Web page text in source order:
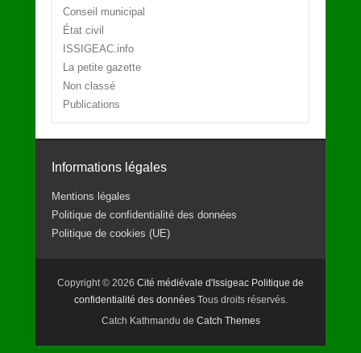
Conseil municipal
État civil
ISSIGEAC.info
La petite gazette
Non classé
Publications
Informations légales
Mentions légales
Politique de confidentialité des données
Politique de cookies (UE)
Copyright © 2026 Cité médiévale d'Issigeac Politique de
confidentialité des donnéesTous droits réservés.
Catch Kathmandu de Catch Themes